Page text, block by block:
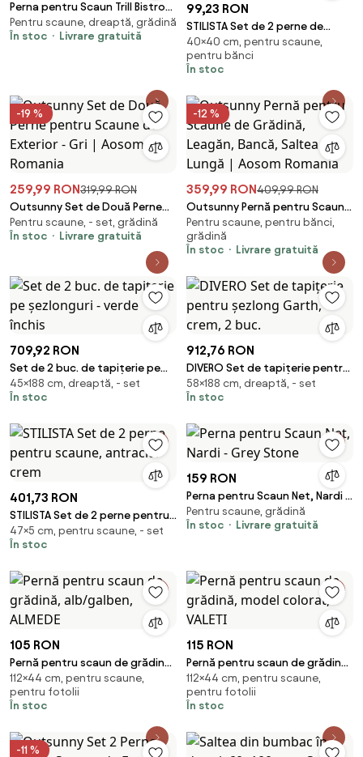
Perna pentru Scaun Trill Bistrot,
Nardi - Grafite
Pentru scaune, dreaptă, grădină
În stoc
Livrare gratuită
99,23 RON
STILISTA Set de 2 perne de
scaun 40 x 40 x 8 cm, crem
40×40 cm, pentru scaune,
pentru bănci
În stoc
-19 %
259,99 RON319,99 RON
Outsunny Set de Două Perne
pentru Scaune de Exterior - Gri |
Aosom Romania
Pentru scaune, - set, grădină
În stoc
Livrare gratuită
-12 %
359,99 RON409,99 RON
Outsunny Pernă pentru Scaune
de Grădină, Leagăn, Bancă,
Saltea Lungă | Aosom Romania
Pentru scaune, pentru bănci,
grădină
În stoc
Livrare gratuită
709,92 RON
Set de 2 buc. de tapițerie pe
șezlonguri - verde închis
45×188 cm, dreaptă, - set
În stoc
912,76 RON
DIVERO Set de tapițerie pentru
șezlong Garth, crem, 2 buc.
58×188 cm, dreaptă, - set
În stoc
401,73 RON
STILISTA Set de 2 perne pentru
scaune, antracit / crem
47×5 cm, pentru scaune, - set
În stoc
159 RON
Perna pentru Scaun Net, Nardi -
Grey Stone
Pentru scaune, grădină
În stoc
Livrare gratuită
105 RON
Pernă pentru scaun de grădină,
alb/galben, ALMEDE
112×44 cm, pentru scaune,
pentru fotolii
În stoc
115 RON
Pernă pentru scaun de grădină,
model colorat, VALETI
112×44 cm, pentru scaune,
pentru fotolii
În stoc
-11 %